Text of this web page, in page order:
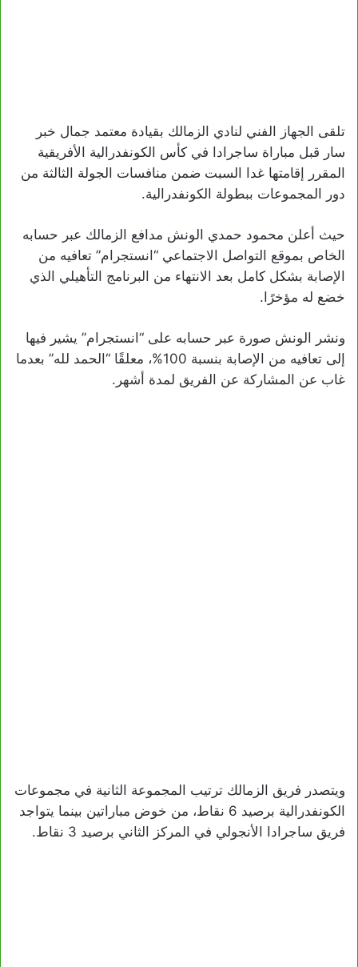
تلقى الجهاز الفني لنادي الزمالك بقيادة معتمد جمال خبر
سار قبل مباراة ساجرادا في كأس الكونفدرالية الأفريقية
المقرر إقامتها غدا السبت ضمن منافسات الجولة الثالثة من
دور المجموعات ببطولة الكونفدرالية.
حيث أعلن محمود حمدي الونش مدافع الزمالك عبر حسابه
الخاص بموقع التواصل الاجتماعي “انستجرام” تعافيه من
الإصابة بشكل كامل بعد الانتهاء من البرنامج التأهيلي الذي
خضع له مؤخرًا.
ونشر الونش صورة عبر حسابه على “انستجرام” يشير فيها
إلى تعافيه من الإصابة بنسبة 100%، معلقًا “الحمد لله” بعدما
غاب عن المشاركة عن الفريق لمدة أشهر.
ويتصدر فريق الزمالك ترتيب المجموعة الثانية في مجموعات
الكونفدرالية برصيد 6 نقاط، من خوض مباراتين بينما يتواجد
فريق ساجرادا الأنجولي في المركز الثاني برصيد 3 نقاط.